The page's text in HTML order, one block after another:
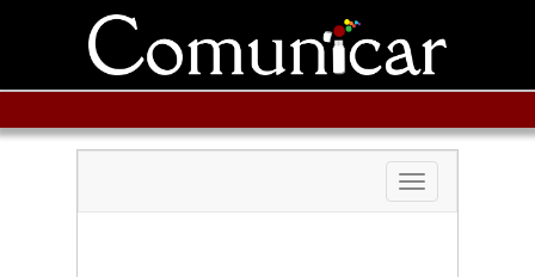
Toggle
navigation